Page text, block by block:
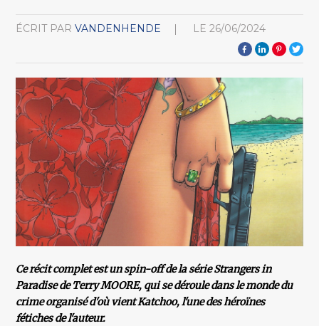
ÉCRIT PAR VANDENHENDE LE 26/06/2024
Ce récit complet est un spin-off de la série Strangers in
Paradise de Terry MOORE, qui se déroule dans le monde du
crime organisé d'où vient Katchoo, l'une des héroïnes
fétiches de l'auteur.